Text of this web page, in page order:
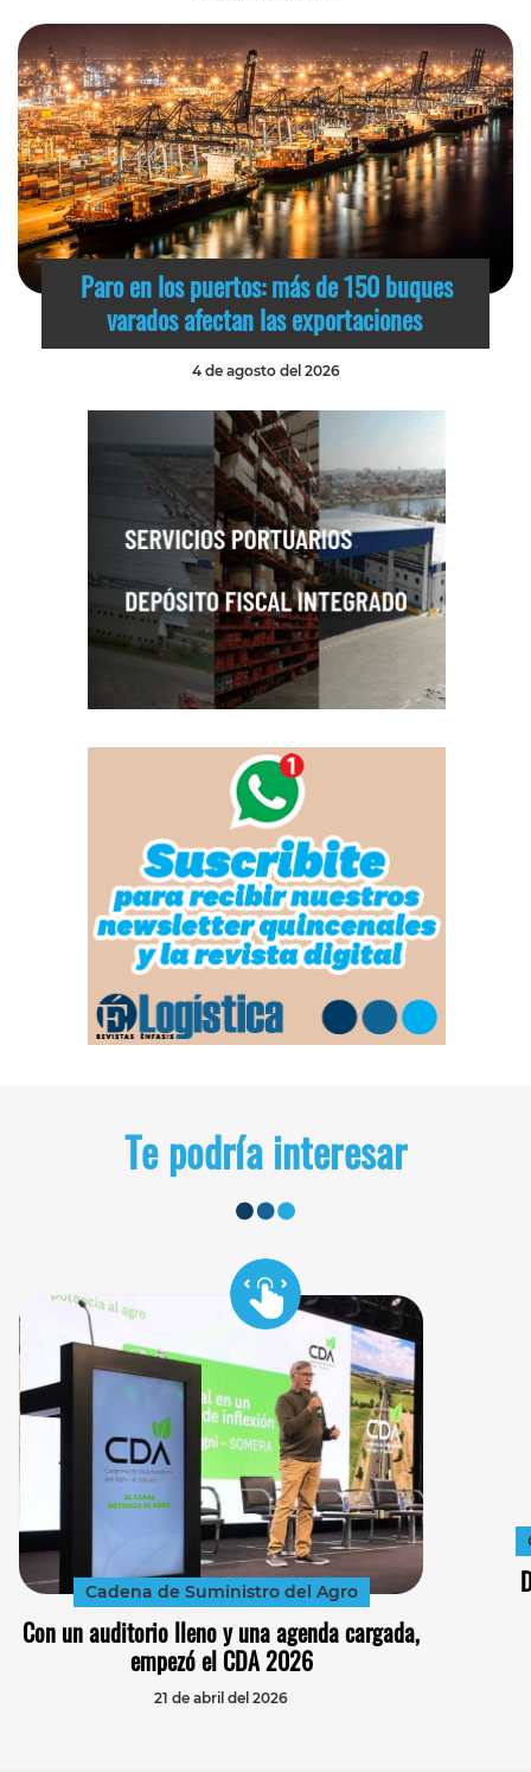
Paro en los puertos: más de 150 buques
varados afectan las exportaciones
4 de agosto del 2026
Te podría interesar
Cadena de Suministro del Agro
Con un auditorio lleno y una agenda cargada,
empezó el CDA 2026
21 de abril del 2026